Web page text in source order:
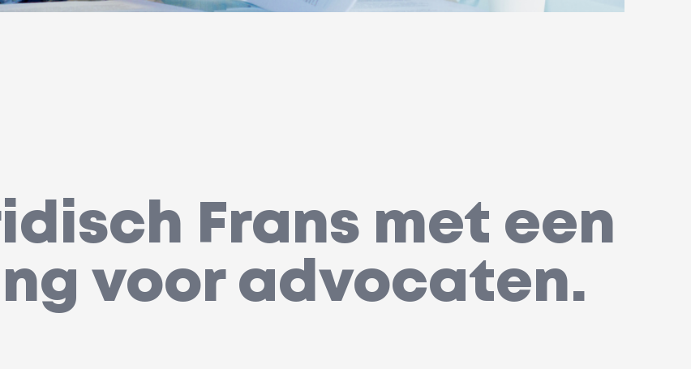
Frans met een
voor advocaten.